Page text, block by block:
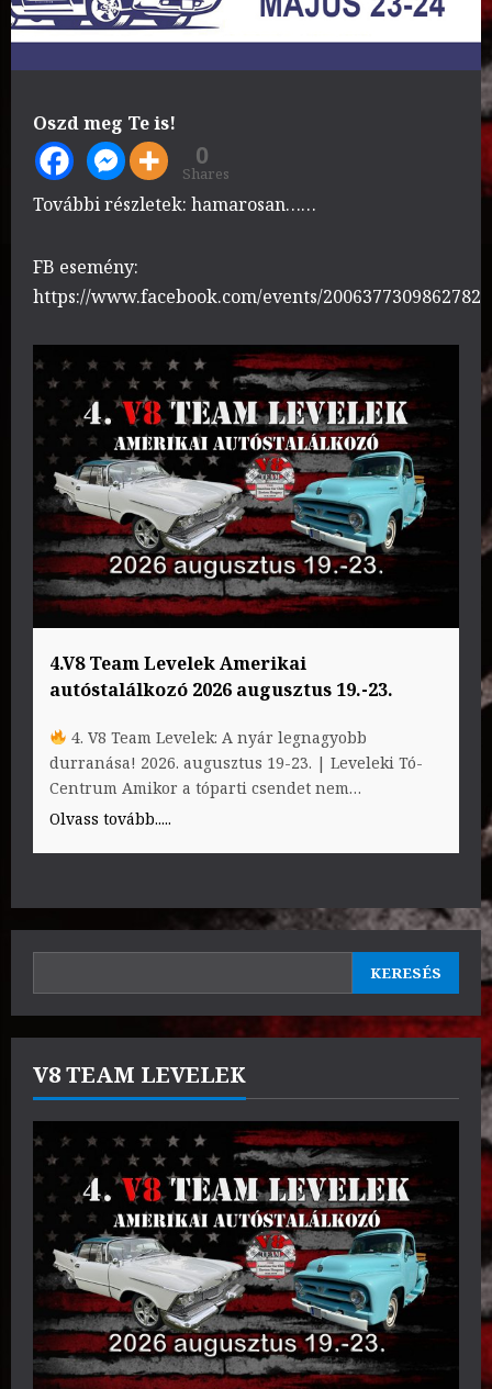
Oszd meg Te is!
0
Shares
További részletek: hamarosan……
FB esemény:
https://www.facebook.com/events/2006377309862782
4.V8 Team Levelek Amerikai
autóstalálkozó 2026 augusztus 19.-23.
4. V8 Team Levelek: A nyár legnagyobb
durranása! 2026. augusztus 19-23. | Leveleki Tó-
Centrum Amikor a tóparti csendet nem…
Olvass tovább.....
KERESÉS
V8 TEAM LEVELEK